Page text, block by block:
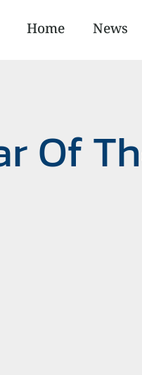
Home News
Of